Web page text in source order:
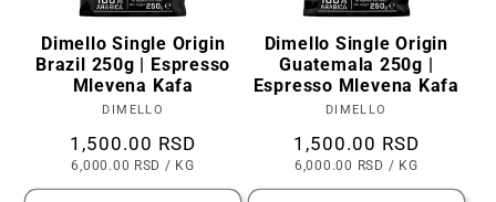
Dimello Single Origin
Brazil 250g | Espresso
Mlevena Kafa
Prodavac:
DIMELLO
Cena
1,500.00 RSD
CENA
KOMADU
6,000.00 RSD / PO
KG
Dimello Single Origin
Guatemala 250g |
Espresso Mlevena Kafa
Prodavac:
DIMELLO
Cena
1,500.00 RSD
CENA
KOMADU
6,000.00 RSD / PO
KG